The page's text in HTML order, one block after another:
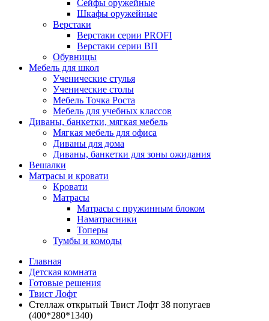
Сейфы оружейные
Шкафы оружейные
Верстаки
Верстаки серии PROFI
Верстаки серии ВП
Обувницы
Мебель для школ
Ученические стулья
Ученические столы
Мебель Точка Роста
Мебель для учебных классов
Диваны, банкетки, мягкая мебель
Мягкая мебель для офиса
Диваны для дома
Диваны, банкетки для зоны ожидания
Вешалки
Матрасы и кровати
Кровати
Матрасы
Матрасы с пружинным блоком
Наматрасники
Топеры
Тумбы и комоды
Главная
Детская комната
Готовые решения
Твист Лофт
Стеллаж открытый Твист Лофт 38 попугаев
(400*280*1340)